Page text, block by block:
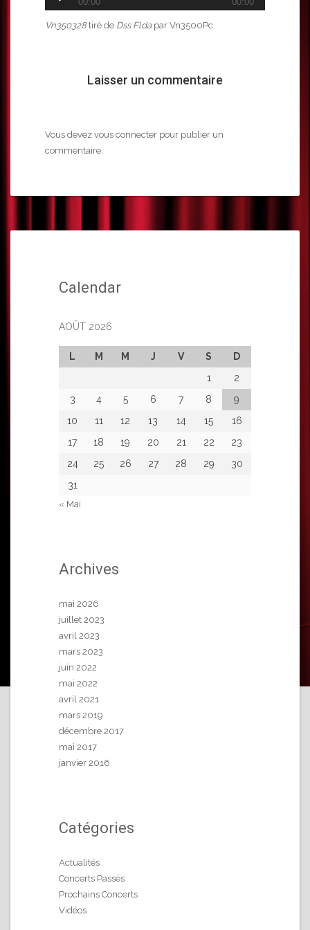
Vn350328tiré de Dss Fldapar Vn3500Pc.
Laisser un commentaire
Vous devez vous connecter pour publier un
commentaire.
Calendar
AOÛT 2026
L M M J V S
D
1
2
3
4 5 6 7 8
9
10
11 12 13 14 15
16
17
18 19 20 21 22
23
24
25 26 27 28 29
30
31
« Mai
Archives
mai 2026
juillet 2023
avril 2023
mars 2023
juin 2022
mai 2022
avril 2021
mars 2019
décembre 2017
mai 2017
janvier 2016
Catégories
Actualités
Concerts Passés
Prochains Concerts
Vidéos